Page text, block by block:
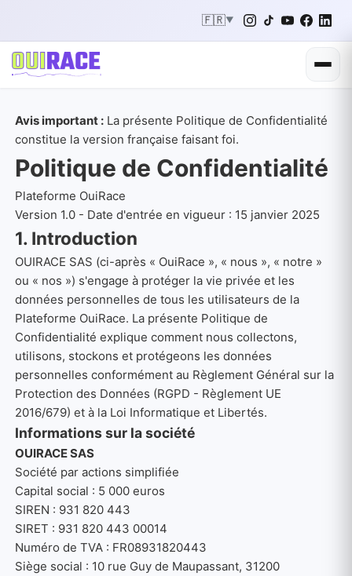
🇫🇷▼
Avis important :La présente Politique de Confidentialité
constitue la version française faisant foi.
Politique de Confidentialité
Plateforme OuiRace
Version 1.0 - Date d'entrée en vigueur : 15 janvier 2025
1. Introduction
OUIRACE SAS (ci-après « OuiRace », « nous », « notre »
ou « nos ») s'engage à protéger la vie privée et les
données personnelles de tous les utilisateurs de la
Plateforme OuiRace. La présente Politique de
Confidentialité explique comment nous collectons,
utilisons, stockons et protégeons les données
personnelles conformément au Règlement Général sur la
Protection des Données (RGPD - Règlement UE
2016/679) et à la Loi Informatique et Libertés.
Informations sur la société
OUIRACE SAS
Société par actions simplifiée
Capital social : 5 000 euros
SIREN : 931 820 443
SIRET : 931 820 443 00014
Numéro de TVA : FR08931820443
Siège social : 10 rue Guy de Maupassant, 31200